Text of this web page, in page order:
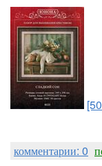
комментарии: 0